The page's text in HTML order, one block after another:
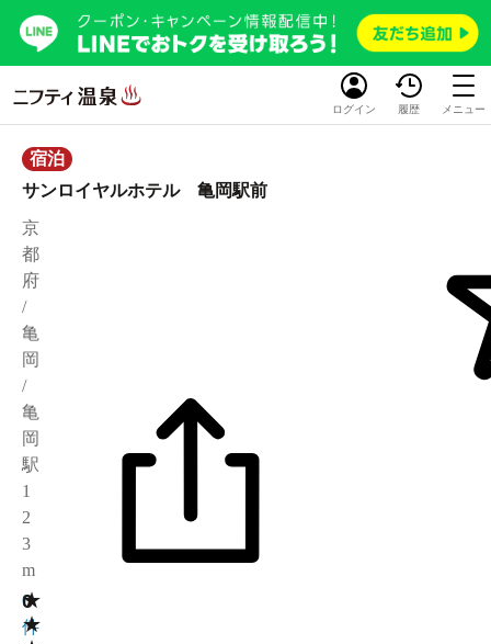
ログイン 履歴 メニュー
宿泊
サンロイヤルホテル 亀岡駅前
京
都
府
/
亀
岡
/
亀
岡
駅
1
2
3
m
★
★
0
0
件